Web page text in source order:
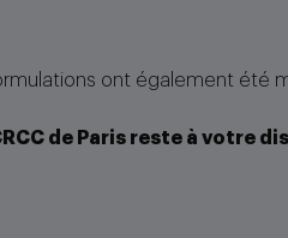
ont également été
de Paris reste à votre